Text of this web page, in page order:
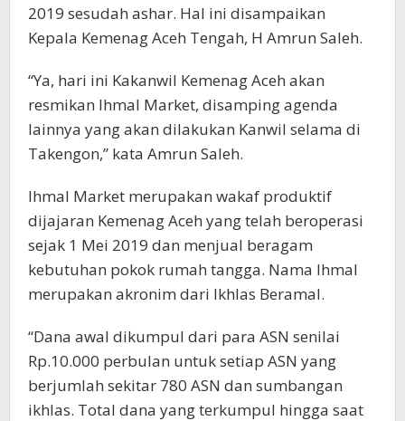
2019 sesudah ashar. Hal ini disampaikan
Kepala Kemenag Aceh Tengah, H Amrun Saleh.
“Ya, hari ini Kakanwil Kemenag Aceh akan
resmikan Ihmal Market, disamping agenda
lainnya yang akan dilakukan Kanwil selama di
Takengon,” kata Amrun Saleh.
Ihmal Market merupakan wakaf produktif
dijajaran Kemenag Aceh yang telah beroperasi
sejak 1 Mei 2019 dan menjual beragam
kebutuhan pokok rumah tangga. Nama Ihmal
merupakan akronim dari Ikhlas Beramal.
“Dana awal dikumpul dari para ASN senilai
Rp.10.000 perbulan untuk setiap ASN yang
berjumlah sekitar 780 ASN dan sumbangan
ikhlas. Total dana yang terkumpul hingga saat